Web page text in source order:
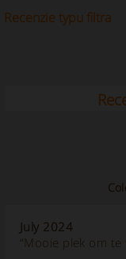
Recenzie typu filtra
July 2024
“Mooie plek om te